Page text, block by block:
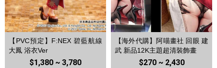
【PVC預定】F:NEX 碧藍航線
大鳳 浴衣Ver
$1,380 ~ 3,780
【海外代購】阿喵畫社 回眼 建
武 新品12K主題超清裝飾畫
$270 ~ 2,430